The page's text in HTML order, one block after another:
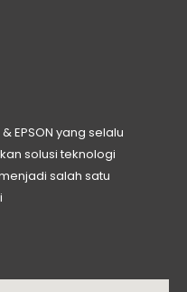
EPSON yang selalu
solusi teknologi
salah satu